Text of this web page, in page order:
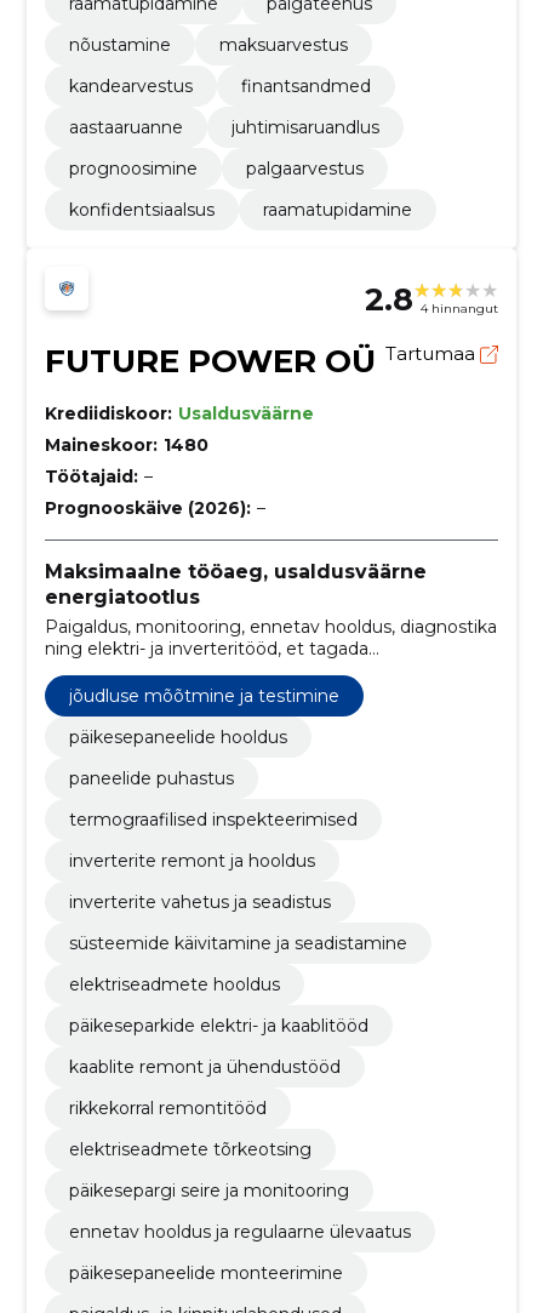
nõustamine
maksuarvestus
kandearvestus
finantsandmed
aastaaruanne
juhtimisaruandlus
prognoosimine
palgaarvestus
konfidentsiaalsus
raamatupidamine
2.8 4 hinnangut
FUTURE POWER OÜ Tartumaa
Krediidiskoor: Usaldusväärne
Maineskoor: 1480
Töötajaid: –
Prognooskäive (2026): –
Maksimaalne tööaeg, usaldusväärne
energiatootlus
Paigaldus, monitooring, ennetav hooldus, diagnostika
ning elektri- ja inverteritööd, et tagada
päikeseparkide kõrge tootlus ja vähendada seisakuid.
jõudluse mõõtmine ja testimine
päikesepaneelide hooldus
paneelide puhastus
termograafilised inspekteerimised
inverterite remont ja hooldus
inverterite vahetus ja seadistus
süsteemide käivitamine ja seadistamine
elektriseadmete hooldus
päikeseparkide elektri- ja kaablitööd
kaablite remont ja ühendustööd
rikkekorral remontitööd
elektriseadmete tõrkeotsing
päikesepargi seire ja monitooring
ennetav hooldus ja regulaarne ülevaatus
päikesepaneelide monteerimine